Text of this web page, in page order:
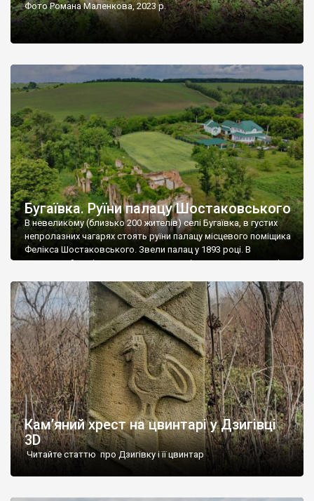
Фото Романа Маленкова, 2023 р.
Бугаївка. Руїни палацу Шостаковського
В невеликому (близько 200 жителів) селі Бугаївка, в густих
непролазних чагарях стоять руїни палацу місцевого поміщика
Фелікса Шостаковського. Звели палац у 1893 році. В
радянський період у ньому спочатку містилася школа, потім
століття тут розмістили туберкульозну лікарню. Коли із
палацу виїхала лікарня – ми точно не […]
Кам’яний хрест на цвинтарі у Дзигівці
3D
Читайте статтю про Дзигівку і її цвинтар